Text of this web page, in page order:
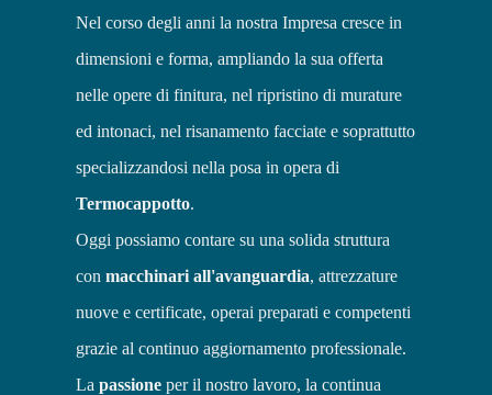
Nel corso degli anni la nostra Impresa cresce in
dimensioni e forma, ampliando la sua offerta
nelle opere di finitura, nel ripristino di murature
ed intonaci, nel risanamento facciate e soprattutto
specializzandosi nella posa in opera di
Termocappotto.
Oggi possiamo contare su una solida struttura
con macchinari all'avanguardia, attrezzature
nuove e certificate, operai preparati e competenti
grazie al continuo aggiornamento professionale.
La passione per il nostro lavoro, la continua